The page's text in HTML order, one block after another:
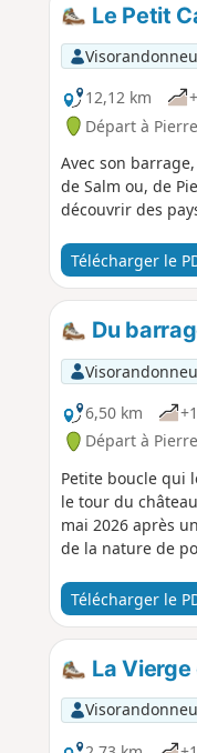
Le Petit
12,12 km
Départ à
Avec son
de Salm ou, de
découvrir des
Télécharger le
Du
6,50 km
Départ à
Petite boucle qui
le tour du
mai 2026 après
de la nature de
Télécharger le
La